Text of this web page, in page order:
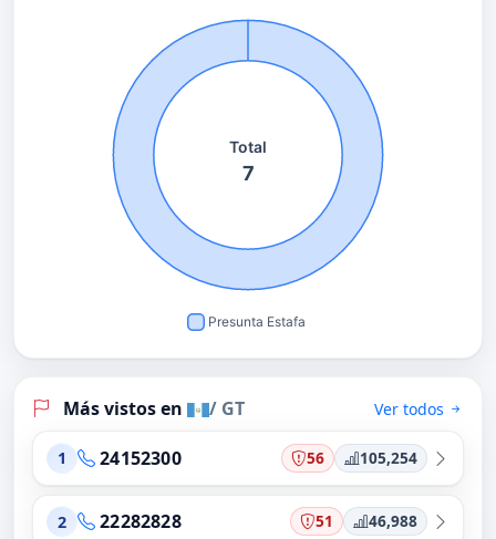
Más vistos en / GT Ver todos
1 24152300 56 105,254
2 22282828 51 46,988